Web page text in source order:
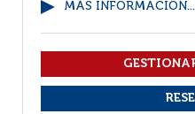
MÁS INFORMACIÓN...